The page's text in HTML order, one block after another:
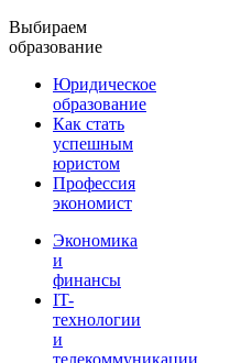
Выбираем
образование
Юридическое
образование
Как стать
успешным
юристом
Профессия
экономист
Экономика
и
финансы
IT-
технологии
и
телекоммуникации